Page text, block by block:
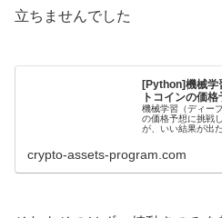
立ちませんでした
[Python]機械学
トコインの価
機械学習（ディー
の価格予想に挑戦
が、いい結果が出
crypto-assets-program.com